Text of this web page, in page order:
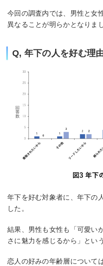
今回の調査内では、男性と女
異なることが明らかとなりまし
Q, 年下の人を好む理
年下を好む対象者に、年下の
した。
結果、男性も女性も「可愛い
さに魅力を感じるから」とい
恋人の好みの年齢層について